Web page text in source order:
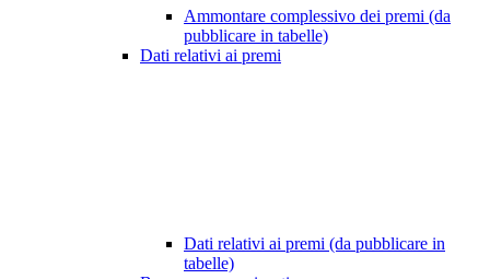
Ammontare complessivo dei premi (da
pubblicare in tabelle)
Dati relativi ai premi
Dati relativi ai premi (da pubblicare in
tabelle)